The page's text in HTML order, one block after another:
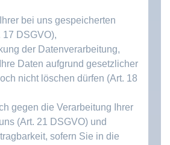
bei uns gespeicherten
17 DSGVO),
der Datenverarbeitung,
Daten aufgrund gesetzlicher
nicht löschen dürfen (Art. 18
gegen die Verarbeitung Ihrer
(Art. 21 DSGVO) und
sofern Sie in die